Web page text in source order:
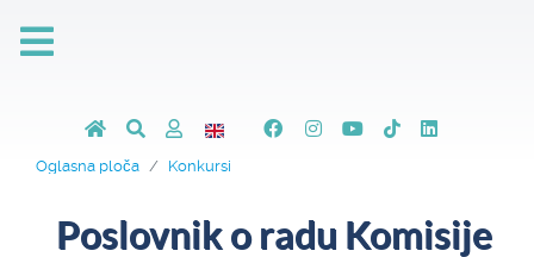
Oglasna ploča Konkursi
Poslovnik o radu Komisije